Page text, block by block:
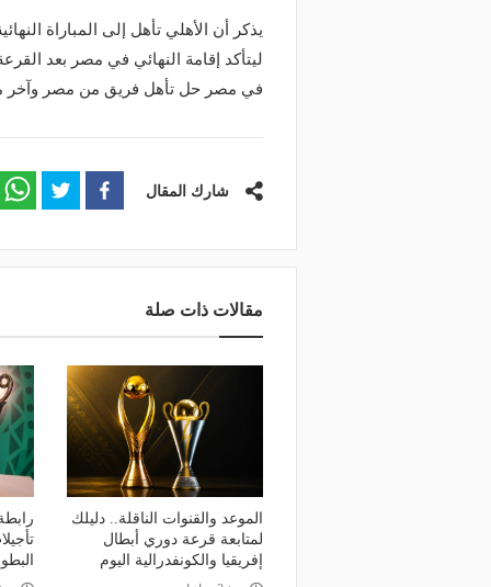
ليتأكد إقامة النهائي في مصر بعد
في مصر حل تأهل فريق من مصر وآخر
شارك المقال
مقالات ذات صلة
الموعد والقنوات الناقلة.. دليلك
لمتابعة قرعة دوري أبطال
إفريقيا والكونفدرالية اليوم